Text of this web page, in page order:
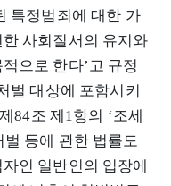
특정범죄에 대한 가
사회질서의 유지와
으로 한다’고 규정
벌 대상에 포함시키
84조 제1항의 ‘조세
등에 관한 법률도
인 일반인의 입장에